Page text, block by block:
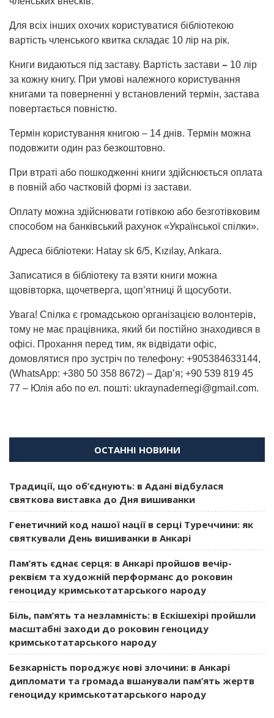
Для всіх інших охочих користуватися бібліотекою
вартість членського квитка складає 10 лір на рік.
Книги видаються під заставу. Вартість застави – 10 лір
за кожну книгу. При умові належного користування
книгами та поверненні у встановлений термін, застава
повертається повністю.
Термін користування книгою – 14 днів. Термін можна
подовжити один раз безкоштовно.
При втраті або пошкодженні книги здійснюється оплата
в повній або частковій формі із застави.
Оплату можна здійснювати готівкою або безготівковим
способом на банківський рахунок «Української спілки».
Адреса бібліотеки: Hatay sk 6/5, Kızılay, Ankara.
Записатися в бібліотеку та взяти книги можна
щовівторка, щочетверга, щоп’ятниці й щосуботи.
Увага! Спілка є громадською організацією волонтерів,
тому не має працівника, який би постійно знаходився в
офісі. Прохання перед тим, як відвідати офіс,
домовлятися про зустріч по телефону: +905384633144,
(WhatsApp: +380 50 358 8672) – Дар’я; +90 539 819 45
77 – Юлія або по ел. пошті: ukraynadernegi@gmail.com.
ОСТАННІ НОВИНИ
Традиції, що об’єднують: в Адані відбулася
святкова виставка до Дня вишиванки
Генетичний код нашої нації в серці Туреччини: як
святкували День вишиванки в Анкарі
Пам’ять єднає серця: в Анкарі пройшов вечір-
реквієм та художній перформанс до роковин
геноциду кримськотатарського народу
Біль, пам’ять та незламність: в Ескішехірі пройшли
масштабні заходи до роковин геноциду
кримськотатарського народу
Безкарність породжує нові злочини: в Анкарі
дипломати та громада вшанували пам’ять жертв
геноциду кримськотатарського народу